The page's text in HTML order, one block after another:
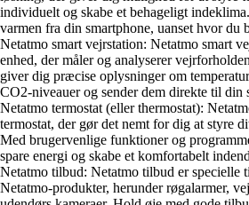
individuelt og skabe et behageligt
varmen fra din smartphone, uanset hvor du
Netatmo smart vejrstation: Netatmo smart
enhed, der måler og analyserer
giver dig præcise oplysninger om
CO2-niveauer og sender dem direkte til din
Netatmo termostat (eller thermostat):
termostat, der gør det nemt for dig at styre
Med brugervenlige funktioner og
spare energi og skabe et komfortabelt
Netatmo tilbud: Netatmo tilbud er specielle
Netatmo-produkter, herunder røgalarmer,